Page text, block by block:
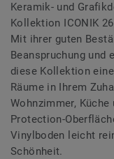
Keramik- und
Kollektion ICONIK
Mit ihrer guten
Beanspruchung und
diese Kollektion
Räume in Ihrem
Wohnzimmer,
Protection-
Vinylboden leicht
Schönheit.